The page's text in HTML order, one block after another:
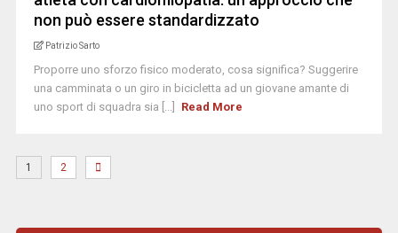
non può essere standardizzato
Patrizio Sarto
Proporre uno sforzo fisico moderato, cosa significa? Suggerire
una camminata o un giro in bicicletta ad un giovane amante di
uno sport di squadra sia [...]
Read More
1 2